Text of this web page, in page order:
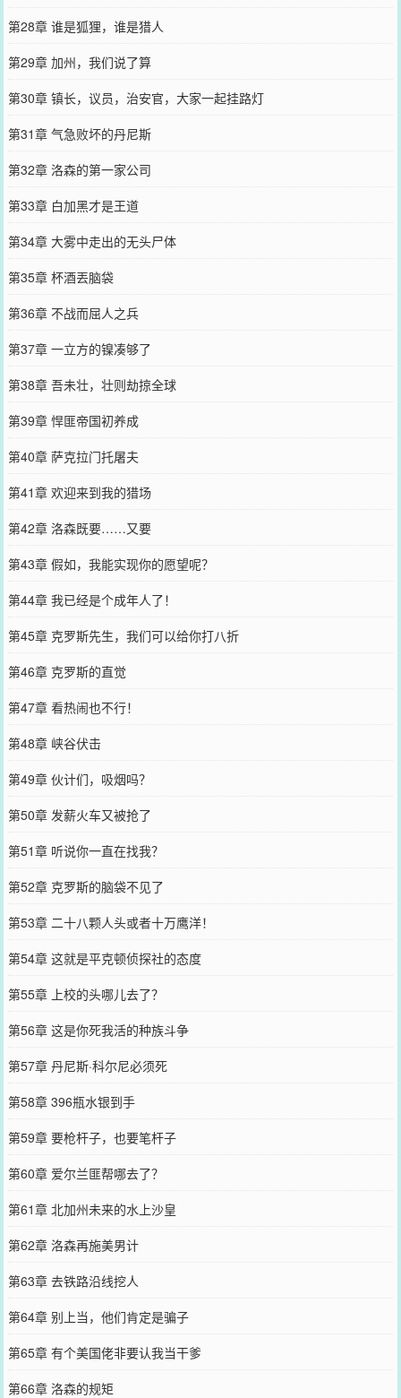
第28章 谁是狐狸，谁是猎人
第29章 加州，我们说了算
第30章 镇长，议员，治安官，大家一起挂路灯
第31章 气急败坏的丹尼斯
第32章 洛森的第一家公司
第33章 白加黑才是王道
第34章 大雾中走出的无头尸体
第35章 杯酒丟脑袋
第36章 不战而屈人之兵
第37章 一立方的镍凑够了
第38章 吾未壮，壮则劫掠全球
第39章 悍匪帝国初养成
第40章 萨克拉门托屠夫
第41章 欢迎来到我的猎场
第42章 洛森既要……又要
第43章 假如，我能实现你的愿望呢？
第44章 我已经是个成年人了！
第45章 克罗斯先生，我们可以给你打八折
第46章 克罗斯的直觉
第47章 看热闹也不行！
第48章 峡谷伏击
第49章 伙计们，吸烟吗？
第50章 发薪火车又被抢了
第51章 听说你一直在找我？
第52章 克罗斯的脑袋不见了
第53章 二十八颗人头或者十万鹰洋！
第54章 这就是平克顿侦探社的态度
第55章 上校的头哪儿去了？
第56章 这是你死我活的种族斗争
第57章 丹尼斯·科尔尼必须死
第58章 396瓶水银到手
第59章 要枪杆子，也要笔杆子
第60章 爱尔兰匪帮哪去了？
第61章 北加州未来的水上沙皇
第62章 洛森再施美男计
第63章 去铁路沿线挖人
第64章 别上当，他们肯定是骗子
第65章 有个美国佬非要认我当干爹
第66章 洛森的规矩